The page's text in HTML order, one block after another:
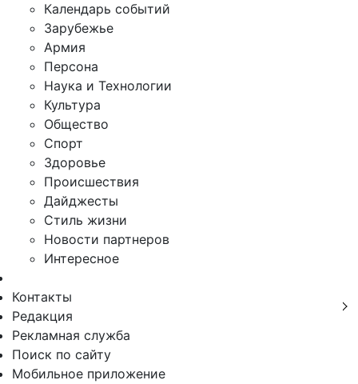
Календарь событий
Зарубежье
Армия
Персона
Наука и Технологии
Культура
Общество
Спорт
Здоровье
Происшествия
Дайджесты
Стиль жизни
Новости партнеров
Интересное
Контакты
Редакция
Рекламная служба
Поиск по сайту
Мобильное приложение